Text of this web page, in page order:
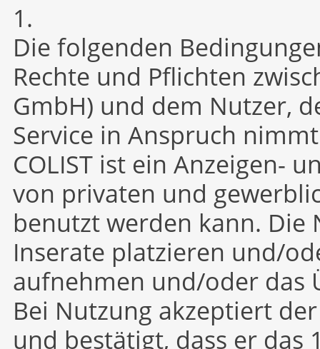
1.
Die folgenden
Rechte und Pflichten
GmbH) und dem Nutzer,
Service in Anspruch
COLIST ist ein Anzeigen-
von privaten und
benutzt werden kann. Die
Inserate platzieren und/
aufnehmen und/oder das
Bei Nutzung akzeptiert
und bestätigt, dass er das